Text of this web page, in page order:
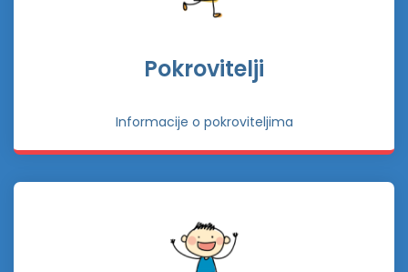
Pokrovitelji
Informacije o pokroviteljima